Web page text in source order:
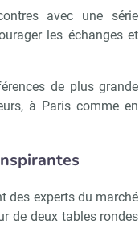
avec une série
les échanges et
de plus grande
à Paris comme en
des experts du marché
de deux tables rondes